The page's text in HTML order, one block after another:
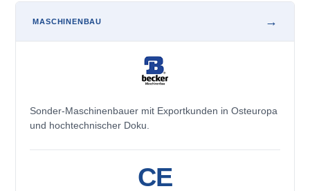
MASCHINENBAU →
Sonder-Maschinenbauer mit Exportkunden in Osteuropa
und hochtechnischer Doku.
CE